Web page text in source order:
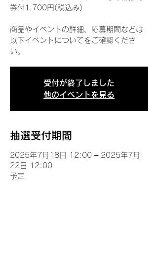
券付1,700円(税込み)
商品やイベントの詳細、応募期間などは
以下イベントについてをご確認くださ
い。
受付が終了しました
他のイベントを見る
抽選受付期間
2025年7月18日 12:00 – 2025年7月
22日 12:00
予定